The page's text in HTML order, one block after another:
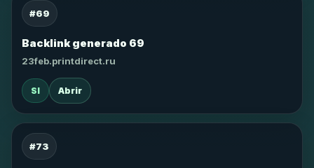
#69
Backlink generado 69
23feb.printdirect.ru
SI Abrir
#73